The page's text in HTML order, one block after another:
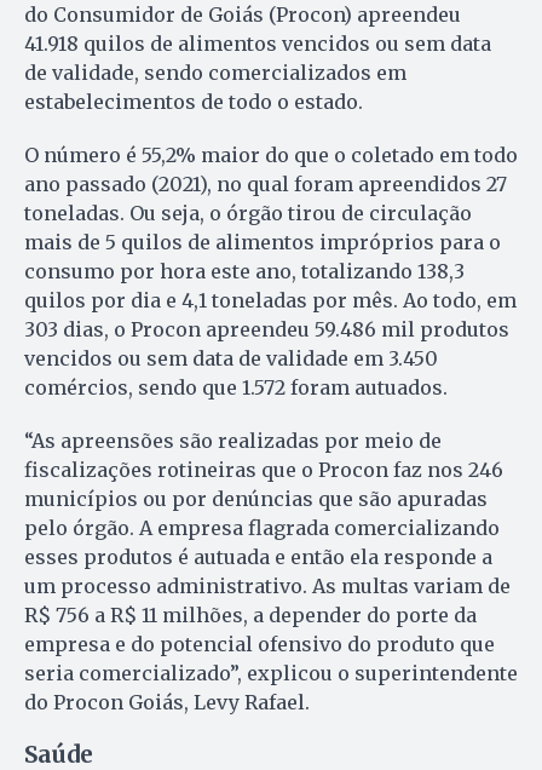
do Consumidor de Goiás (Procon) apreendeu
41.918 quilos de alimentos vencidos ou sem data
de validade, sendo comercializados em
estabelecimentos de todo o estado.
O número é 55,2% maior do que o coletado em todo
ano passado (2021), no qual foram apreendidos 27
toneladas. Ou seja, o órgão tirou de circulação
mais de 5 quilos de alimentos impróprios para o
consumo por hora este ano, totalizando 138,3
quilos por dia e 4,1 toneladas por mês. Ao todo, em
303 dias, o Procon apreendeu 59.486 mil produtos
vencidos ou sem data de validade em 3.450
comércios, sendo que 1.572 foram autuados.
“As apreensões são realizadas por meio de
fiscalizações rotineiras que o Procon faz nos 246
municípios ou por denúncias que são apuradas
pelo órgão. A empresa flagrada comercializando
esses produtos é autuada e então ela responde a
um processo administrativo. As multas variam de
R$ 756 a R$ 11 milhões, a depender do porte da
empresa e do potencial ofensivo do produto que
seria comercializado”, explicou o superintendente
do Procon Goiás, Levy Rafael.
Saúde